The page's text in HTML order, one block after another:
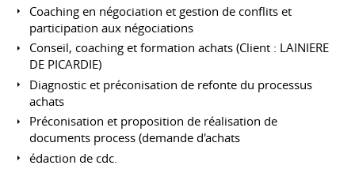
Coaching en négociation et gestion de conflits et
participation aux négociations
Conseil, coaching et formation achats (Client : LAINIERE
DE PICARDIE)
Diagnostic et préconisation de refonte du processus
achats
Préconisation et proposition de réalisation de
documents process (demande d'achats
édaction de cdc.